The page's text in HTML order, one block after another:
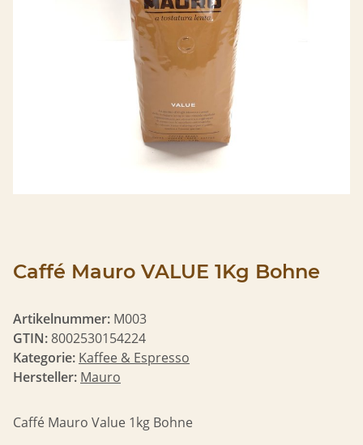
Caffé Mauro VALUE 1Kg Bohne
Artikelnummer: M003
GTIN: 8002530154224
Kategorie: Kaffee & Espresso
Hersteller: Mauro
Caffé Mauro Value 1kg Bohne